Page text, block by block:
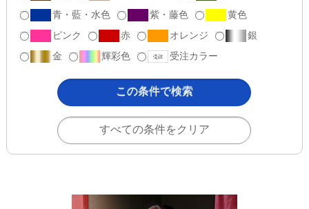
青・藍・水色
紫・藤色
黄色
ピンク
赤 オレンジ
銀
金
輝彩色 受注カラー